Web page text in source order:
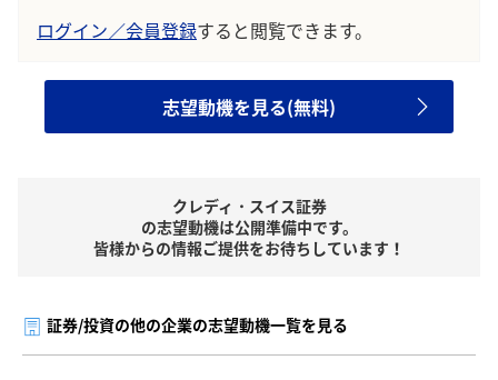
ログイン／会員登録すると閲覧できます。
志望動機を見る(無料)
クレディ・スイス証券
の志望動機は公開準備中です。
皆様からの情報ご提供をお待ちしています！
証券/投資の他の企業の志望動機一覧を見る